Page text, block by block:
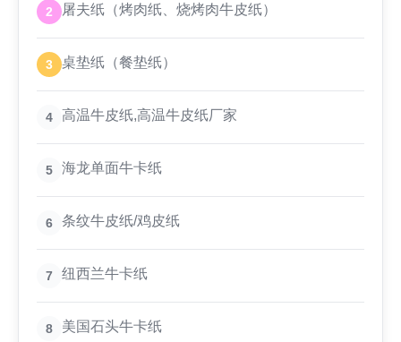
2 屠夫纸（烤肉纸、烧烤肉牛皮纸）
3 桌垫纸（餐垫纸）
4 高温牛皮纸,高温牛皮纸厂家
5 海龙单面牛卡纸
6 条纹牛皮纸/鸡皮纸
7 纽西兰牛卡纸
8 美国石头牛卡纸